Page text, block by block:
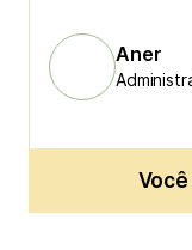
Aner